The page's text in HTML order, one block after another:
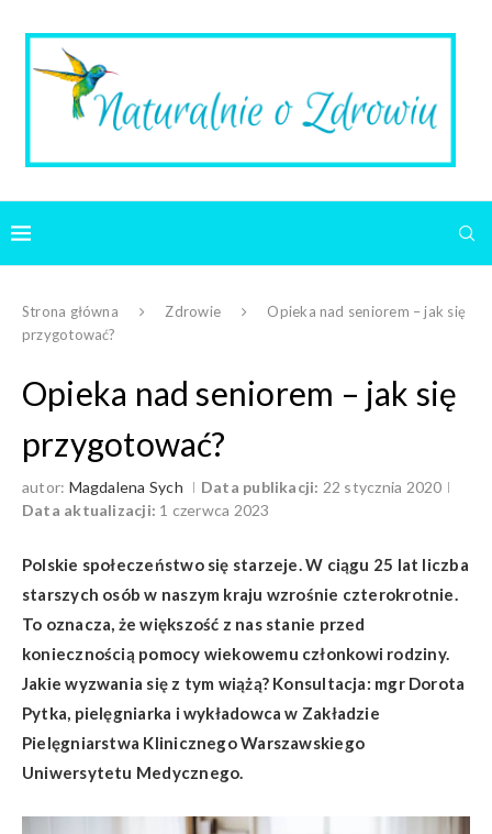
Strona główna Zdrowie
Opieka nad seniorem – jak się
przygotować?
Opieka nad seniorem – jak się
przygotować?
autor: Magdalena Sych Data publikacji: 22 stycznia 2020
Data aktualizacji: 1 czerwca 2023
Polskie społeczeństwo się starzeje. W ciągu 25 lat liczba
starszych osób w naszym kraju wzrośnie czterokrotnie.
To oznacza, że większość z nas stanie przed
koniecznością pomocy wiekowemu członkowi rodziny.
Jakie wyzwania się z tym wiążą? Konsultacja: mgr Dorota
Pytka, pielęgniarka i wykładowca w Zakładzie
Pielęgniarstwa Klinicznego Warszawskiego
Uniwersytetu Medycznego.